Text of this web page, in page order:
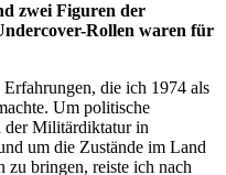
zwei Figuren der
Rollen waren für
die ich 1974 als
Um politische
der Militärdiktatur in
um die Zustände im Land
zu bringen, reiste ich nach